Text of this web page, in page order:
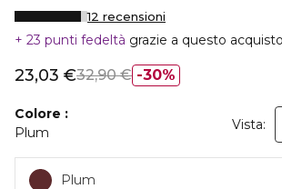
12 recensioni
23 punti fedeltà grazie a questo acquisto
30%
23,03 €32,90 €
Colore
Plum
Vista:
Plum